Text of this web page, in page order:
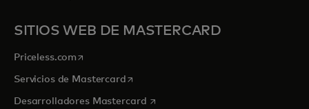
SITIOS WEB DE MASTERCARD
Priceless.com se abre en una pestaña nueva
Servicios de Mastercardse abre en una pestaña nueva
Desarrolladores Mastercard se abre en una pestaña nueva